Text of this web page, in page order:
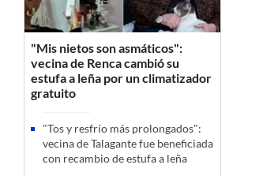
"Mis nietos son asmáticos":
vecina de Renca cambió su
estufa a leña por un climatizador
gratuito
"Tos y resfrío más prolongados":
vecina de Talagante fue beneficiada
con recambio de estufa a leña